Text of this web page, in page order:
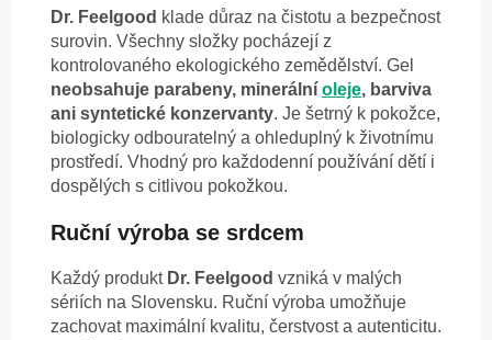
Dr. Feelgood klade důraz na čistotu a bezpečnost
surovin. Všechny složky pocházejí z
kontrolovaného ekologického zemědělství. Gel
neobsahuje parabeny, minerální oleje, barviva
ani syntetické konzervanty. Je šetrný k pokožce,
biologicky odbouratelný a ohleduplný k životnímu
prostředí. Vhodný pro každodenní používání dětí i
dospělých s citlivou pokožkou.
Ruční výroba se srdcem
Každý produkt Dr. Feelgood vzniká v malých
sériích na Slovensku. Ruční výroba umožňuje
zachovat maximální kvalitu, čerstvost a autenticitu.